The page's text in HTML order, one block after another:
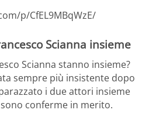
p/CfEL9MBqWzE/
Scianna insieme
Scianna stanno insieme?
sempre più insistente dopo
i due attori insieme
conferme in merito.